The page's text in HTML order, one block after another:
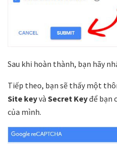
Sau khi hoàn thành, bạn hãy
Tiếp theo, bạn sẽ thấy một
Site keyvà Secret Keyđể bạn
của mình.